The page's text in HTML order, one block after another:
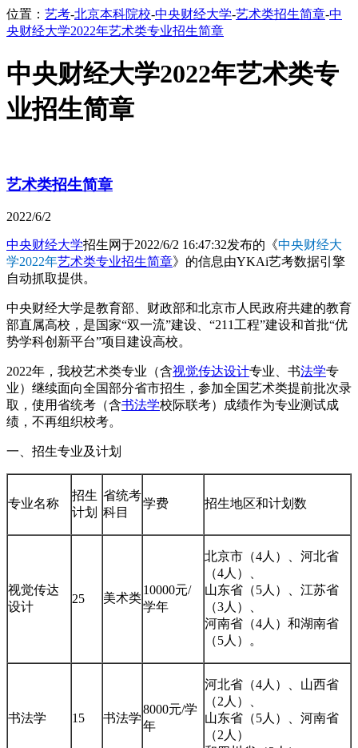
位置： 艺考-北京本科院校-中央财经大学-艺术类招生简章-中
央财经大学2022年艺术类专业招生简章
中央财经大学2022年艺术类专
业招生简章
艺术类招生简章
2022/6/2
中央财经大学招生网于2022/6/2 16:47:32发布的《中央财经大
学2022年艺术类专业招生简章》的信息由YKAi艺考数据引擎
自动抓取提供。
中央财经大学是教育部、财政部和北京市人民政府共建的教育
部直属高校，是国家“双一流”建设、“211工程”建设和首批“优
势学科创新平台”项目建设高校。
2022年，我校艺术类专业（含视觉传达设计专业、书法学专
业）继续面向全国部分省市招生，参加全国艺术类提前批次录
取，使用省统考（含书法学校际联考）成绩作为专业测试成
绩，不再组织校考。
一、招生专业及计划
专业名称
招生
计划
省统考
科目
学费 招生地区和计划数
视觉传达
设计
25 美术类
10000元/
学年
北京市（4人）、河北省
（4人）、
山东省（5人）、江苏省
（3人）、
河南省（4人）和湖南省
（5人）。
书法学 15 书法学
8000元/学
年
河北省（4人）、山西省
（2人）、
山东省（5人）、河南省
（2人）